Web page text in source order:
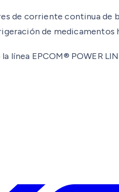
de corriente continua de
de medicamentos
la línea EPCOM® POWER